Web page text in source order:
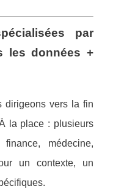
par
les données +
dirigeons vers la fin
la place : plusieurs
médecine,
un contexte, un